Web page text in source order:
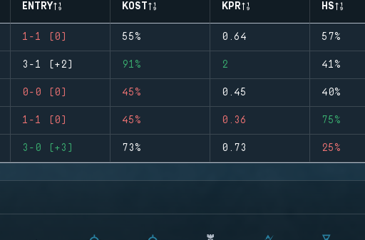
ENTRY KOST KPR HS
1-1 (0) 55% 0.64 57%
3-1 (+2) 91% 2 41%
0-0 (0) 45% 0.45 40%
1-1 (0) 45% 0.36 75%
3-0 (+3) 73% 0.73 25%